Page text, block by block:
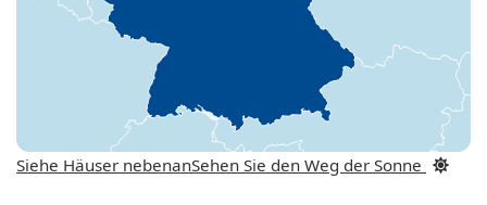
Siehe Häuser nebenanSehen Sie den Weg der Sonne